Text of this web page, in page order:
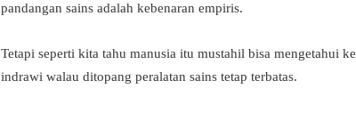
pandangan sains adalah kebenaran empiris.
Tetapi seperti kita tahu manusia itu mustahil bisa mengetahui
indrawi walau ditopang peralatan sains tetap terbatas.